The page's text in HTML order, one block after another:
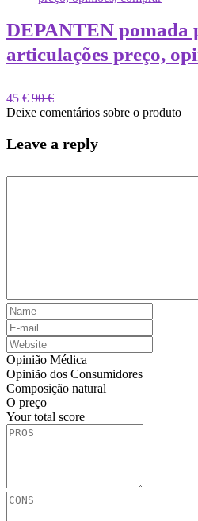
DEPANTEN pomada
articulações preço,
45 € 90 €
Deixe comentários sobre o produto
Leave a reply
Opinião Médica
Opinião dos Consumidores
Composição natural
O preço
Your total score